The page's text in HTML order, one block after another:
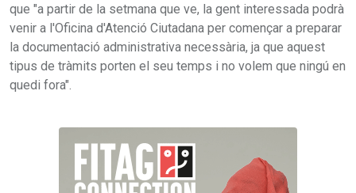
que "a partir de la setmana que ve, la gent interessada podrà
venir a l'Oficina d'Atenció Ciutadana per començar a preparar
la documentació administrativa necessària, ja que aquest
tipus de tràmits porten el seu temps i no volem que ningú en
quedi fora".